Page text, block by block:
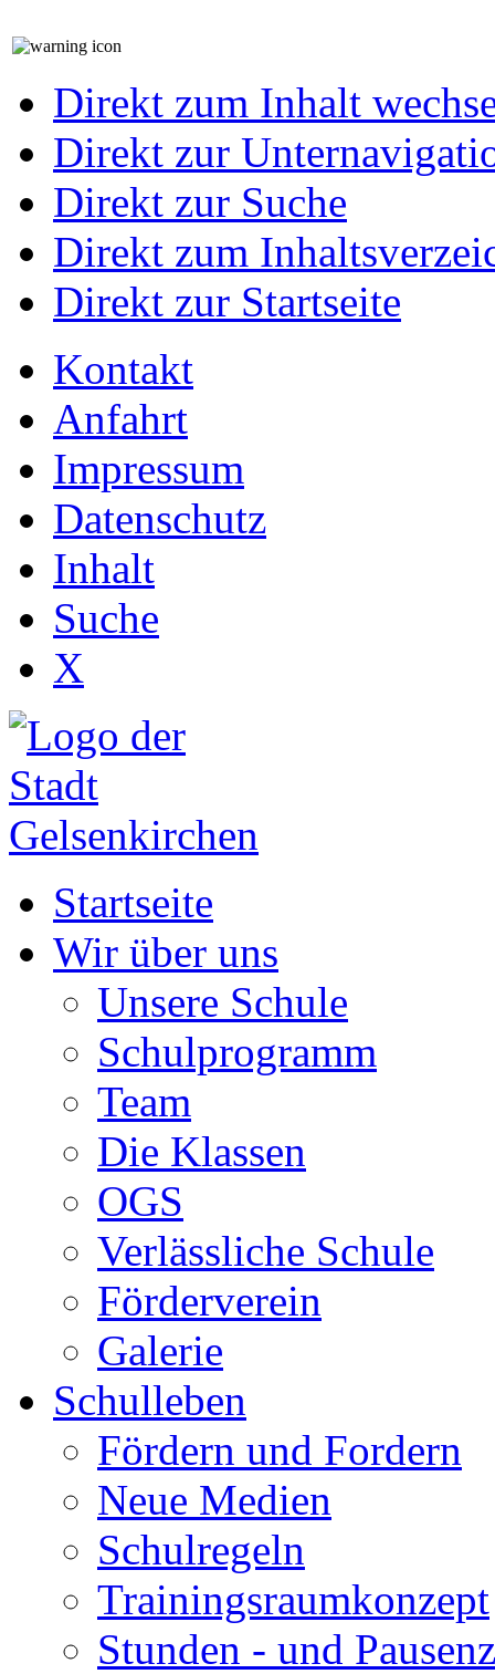
Direkt zum Inhalt
Direkt zur
Direkt zur Suche
Direkt zum
Direkt zur Startseite
Kontakt
Anfahrt
Impressum
Datenschutz
Inhalt
Suche
X
Startseite
Wir über uns
Unsere Schule
Schulprogramm
Team
Die Klassen
OGS
Verlässliche Schule
Förderverein
Galerie
Schulleben
Fördern und Fordern
Neue Medien
Schulregeln
Trainingsraumkonzept
Stunden - und